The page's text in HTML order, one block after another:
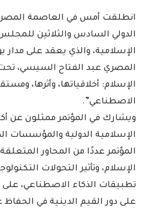
انطلقت أمس في العاصمة
الدولي السادس والثلاثين
الإسلامية، والذي يعقد على مدار
المصري عبد الفتاح السيسي،
الإسلام: أخلاقياتها، وأثرها،
الاصطناعي”.
الإسلامية الدولية والمؤسسات
المؤتمر عددًا من المحاور
الإسلام، وتأثير التحولات
تطبيقات الذكاء الاصطناعي،
على دور القيم الدينية في الحفاظ